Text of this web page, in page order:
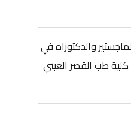
والدكتوراه في
طب القصر العيني